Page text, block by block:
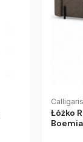
Calligaris
Łóżko